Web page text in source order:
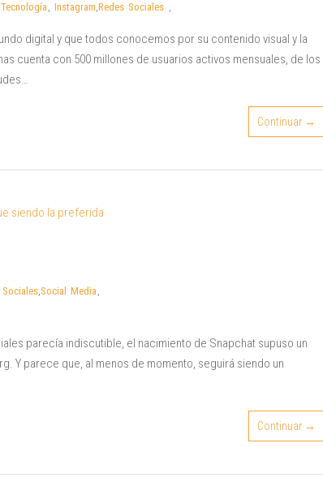
Tecnología , Instagram,Redes Sociales ,
digital y que todos conocemos por su contenido visual y la
cuenta con 500 millones de usuarios activos mensuales, de los
Continuar →
Sociales,Social Media ,
parecía indiscutible, el nacimiento de Snapchat supuso un
Y parece que, al menos de momento, seguirá siendo un
Continuar →